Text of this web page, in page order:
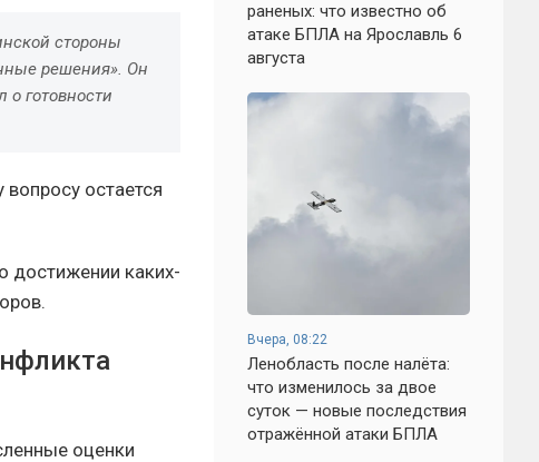
стороны
решения». Он
готовности
остается
достижении каких-
оценки
раненых: что известно об
атаке БПЛА на Ярославль 6
августа
Вчера, 08:22
Ленобласть после налёта:
что изменилось за двое
суток — новые последствия
отражённой атаки БПЛА